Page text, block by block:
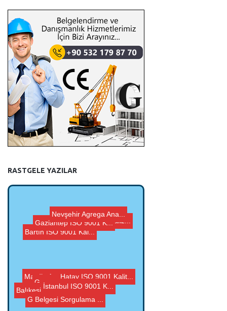
RASTGELE YAZILAR
Mardin Agrega Analiz...
Edirne Agrega Analiz...
Balıkesir ISO 9001 ...
G Belgesi Sorgulama ...